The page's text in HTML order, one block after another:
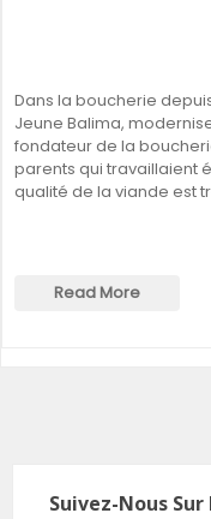
Dans la boucherie
Jeune Balima,
fondateur de la
parents qui travaillaient
qualité de la viande est
Read More
Suivez-Nous Sur